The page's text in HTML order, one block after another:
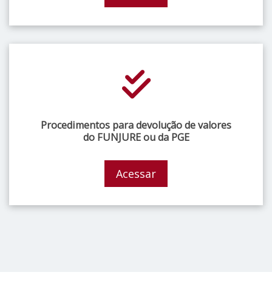
Procedimentos para devolução de valores
do FUNJURE ou da PGE
Acessar